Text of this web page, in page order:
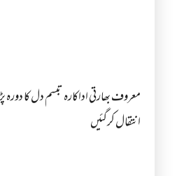
معروف بھارتی اداکارہ تبسم دل کا
انتقال کرگئیں